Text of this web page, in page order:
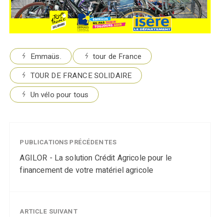
Emmaüs.
tour de France
TOUR DE FRANCE SOLIDAIRE
Un vélo pour tous
PUBLICATIONS PRÉCÉDENTES
AGILOR - La solution Crédit Agricole pour le
financement de votre matériel agricole
ARTICLE SUIVANT